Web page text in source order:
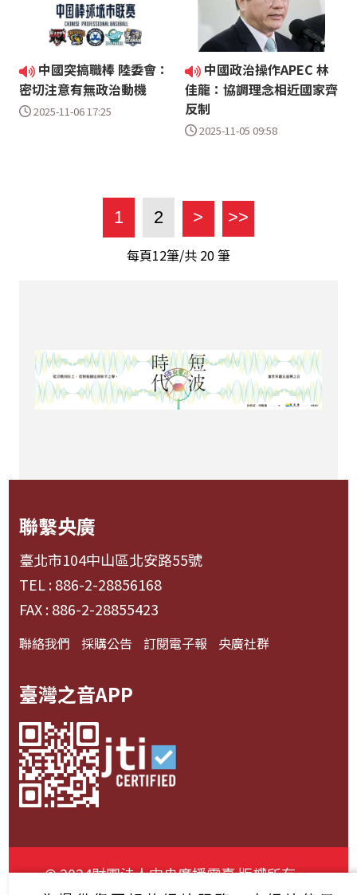
中國突搞職棒 陸委會：
密切注意有無政治動機
2025-11-06 17:25
中國政治操作APEC 林
佳龍：協調理念相近國家齊
反制
2025-11-05 09:58
1 2 > >>
每頁12筆/共 20筆
聯繫央廣
臺北市104中山區北安路55號
TEL : 886-2-28856168
FAX : 886-2-28855423
聯絡我們 採購公告 訂閱電子報 央廣社群
臺灣之音APP
© 2024財團法人中央廣播電臺 版權所有